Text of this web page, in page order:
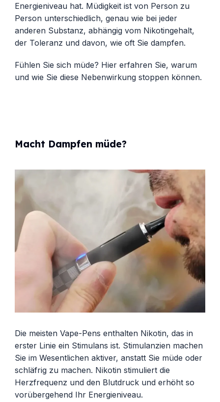
Energieniveau hat. Müdigkeit ist von Person zu
Person unterschiedlich, genau wie bei jeder
anderen Substanz, abhängig vom Nikotingehalt,
der Toleranz und davon, wie oft Sie dampfen.
Fühlen Sie sich müde? Hier erfahren Sie, warum
und wie Sie diese Nebenwirkung stoppen können.
Macht Dampfen müde?
Die meisten Vape-Pens enthalten Nikotin, das in
erster Linie ein Stimulans ist. Stimulanzien machen
Sie im Wesentlichen aktiver, anstatt Sie müde oder
schläfrig zu machen. Nikotin stimuliert die
Herzfrequenz und den Blutdruck und erhöht so
vorübergehend Ihr Energieniveau.